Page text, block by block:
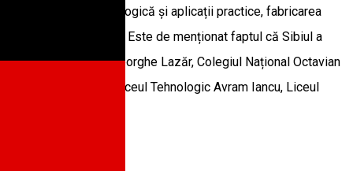
educație tehnologică și aplicații practice, fabricarea
de dezbateri. Este de menționat faptul că Sibiul a
Național Gheorghe Lazăr, Colegiul Național Octavian
Tehnic Energetic, Liceul Tehnologic Avram Iancu, Liceul